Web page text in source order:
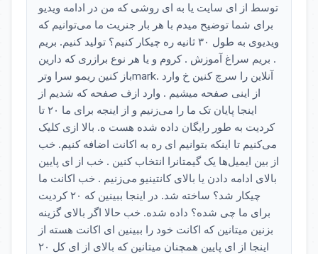
توسط از ای سایت یا به ای روشی که من در ادامه ویدیو
برای شما توضیح میدم با هر بار جنریت ما می‌توانیم که
ویدیوی به طول ۳۰ ثانیه ره چیکار کنیم؟ تولید کنیم. بریم
. بریم سراغ آموزش . کروم و یا هر نوع برازری که دارین
باز کنین ریمو سرا وترmark. آنلاین را سرچ کنین خ وارد
از اینی صفحه میشیم . وارد ازف صفحه که شدیم از
اینجا پایان تک ما را می‌زنیم و از اینجه برای ما ۲۰ تا
کردیت به طور رایگان داده شده هست ه. بالا ازی کلیک
می‌کنیم تا اینکه بتوانیم ای ره به اکانت اضافه کنیم. خب
از بین ایمیل‌ها یک گیمتانرا انتخاب کنین . خب از ای پایین
بالای ادامه دادن یا بالای کانتینیو می‌زنیم . خب اکانت ما
چیکار شد؟ ساخته شد. در اینجا ببینین که ۲۰ کردیت
برای ما چی شده؟ داده شده. خب حالا اگر بالای گزینه
بزنین میتانین که اکانت خود را ببینین ای اکانت هسته از
اینجا از ای پایین همچنان میتانین که بالای از ای کل ۲۰